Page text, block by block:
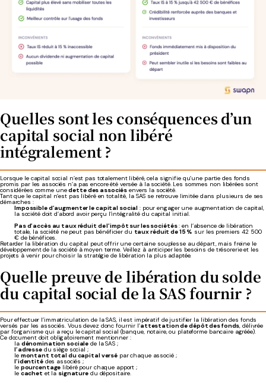
Quelles sont les conséquences d’un
capital social non libéré
intégralement ?
Lorsque le capital social n’est pas totalement libéré, cela signifie qu’une partie des fonds
promis par les associés n’a pas encore été versée à la société. Les sommes non libérées sont
considérées comme unedette des associés envers la société.
Tant que le capital n’est pas libéré en totalité, la SAS se retrouve limitée dans plusieurs de ses
démarches :
Impossible d’augmenter le capital social : pour engager une augmentation de capital,
la société doit d’abord avoir perçu l’intégralité du capital initial.
Pas d’accès au taux réduit de l’impôt sur les sociétés: en l’absence de libération
totale, la société ne peut pas bénéficier du taux réduit de 15 % sur les premiers 42 500
€ de bénéfices.
Retarder la libération du capital peut offrir une certaine souplesse au départ, mais freine le
développement de la société à moyen terme. Veillez à anticiper les besoins de trésorerie et les
projets à venir pour choisir la stratégie de libération la plus adaptée.
Quelle preuve de libération du solde
du capital social de la SAS fournir ?
Pour effectuer l’immatriculation de la SAS, il est impératif de justifier la libération des fonds
versés par les associés. Vous devez donc fournir l’attestation de dépôt des fonds, délivrée
par l’organisme qui a reçu le capital social (banque, notaire, ou plateforme bancaire agréée).
Ce document doit obligatoirement mentionner :
la dénomination sociale de la SAS ;
l’adressedu siège social ;
le montant total du capital versé par chaque associé ;
l’identitédes associés ;
le pourcentage libéré pour chaque apport ;
le cachet et la signature du dépositaire.